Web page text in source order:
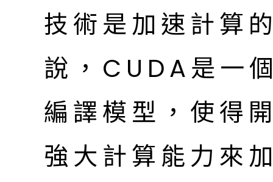
技術是加速計算
說，CUDA是一
編譯模型，使得
強大計算能力來